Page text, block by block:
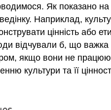
Як показано на
Наприклад,
цінність або
відчували б, що
якщо вони не
культури та її